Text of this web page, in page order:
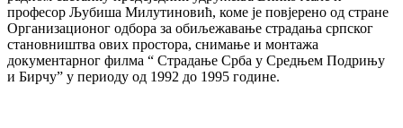
професор Љубиша Милутиновић, коме је повјерено од стране
Организационог одбора за обиљежавање страдања српског
становништва ових простора, снимање и монтажа
документарног филма “ Страдање Срба у Средњем Подрињу
и Бирчу” у периоду од 1992 до 1995 године.